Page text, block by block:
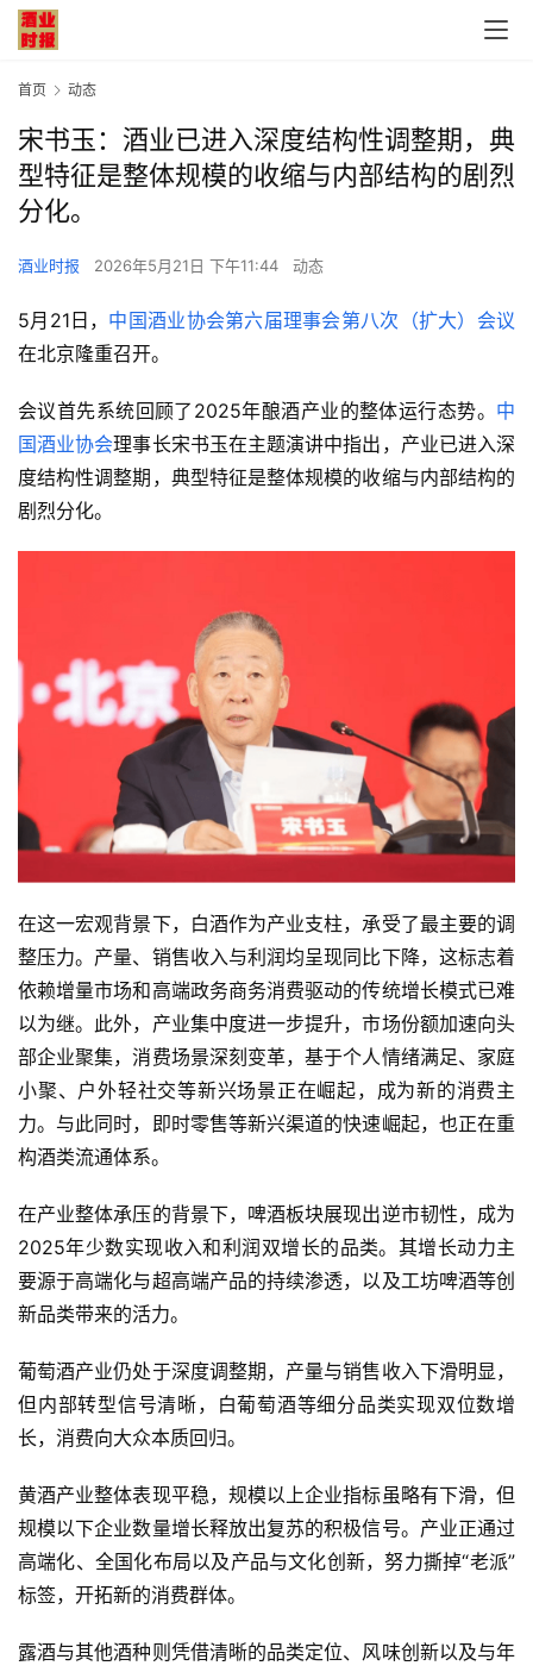
首
首页 动态
宋书玉：酒业已进入深度结构性调整期，典
型特征是整体规模的收缩与内部结构的剧烈
分化。
酒业时报 2026年5月21日 下午11:44 动态
5月21日， 中国酒业协会第六届理事会第八次（扩大）会议
在北京隆重召开。
会议首先系统回顾了2025年酿酒产业的整体运行态势。 中
国酒业协会理事长宋书玉在主题演讲中指出，产业已进入深
度结构性调整期，典型特征是整体规模的收缩与内部结构的
剧烈分化。
在这一宏观背景下，白酒作为产业支柱，承受了最主要的调
整压力。产量、销售收入与利润均呈现同比下降，这标志着
依赖增量市场和高端政务商务消费驱动的传统增长模式已难
以为继。此外，产业集中度进一步提升，市场份额加速向头
部企业聚集，消费场景深刻变革，基于个人情绪满足、家庭
小聚、户外轻社交等新兴场景正在崛起，成为新的消费主
力。与此同时，即时零售等新兴渠道的快速崛起，也正在重
构酒类流通体系。
在产业整体承压的背景下，啤酒板块展现出逆市韧性，成为
2025年少数实现收入和利润双增长的品类。其增长动力主
要源于高端化与超高端产品的持续渗透，以及工坊啤酒等创
新品类带来的活力。
葡萄酒产业仍处于深度调整期，产量与销售收入下滑明显，
但内部转型信号清晰，白葡萄酒等细分品类实现双位数增
长，消费向大众本质回归。
黄酒产业整体表现平稳，规模以上企业指标虽略有下滑，但
规模以下企业数量增长释放出复苏的积极信号。产业正通过
高端化、全国化布局以及产品与文化创新，努力撕掉“老派”
标签，开拓新的消费群体。
露酒与其他酒种则凭借清晰的品类定位、风味创新以及与年